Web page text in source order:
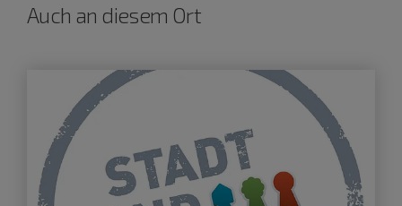
Auch an diesem Ort